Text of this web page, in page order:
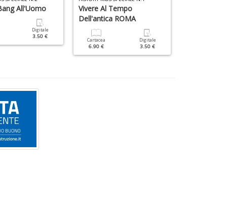
All'Uomo
Digitale
3.50 €
Vivere Al Tempo
Dell'antica ROMA
Cartacea
6.90 €
Digitale
3.50 €